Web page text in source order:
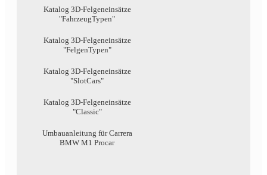
Katalog 3D-Felgeneinsätze
"FahrzeugTypen"
Katalog 3D-Felgeneinsätze
"FelgenTypen"
Katalog 3D-Felgeneinsätze
"SlotCars"
Katalog 3D-Felgeneinsätze
"Classic"
Umbauanleitung für Carrera
BMW M1 Procar